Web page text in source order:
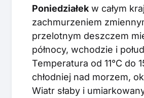
Poniedziałek w całym
zachmurzeniem
przelotnym deszczem
północy, wchodzie i
Temperatura od 11°C do
chłodniej nad morzem,
Wiatr słaby i